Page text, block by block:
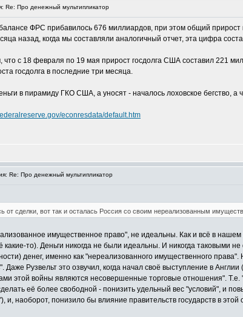
Re: Про денежный мультипликатор
ФРС прибавилось 676 миллиардов, при этом общий прирост
назад, когда мы составляли аналогичный отчет, эта цифра
с 18 февраля по 19 мая прирост госдолга США составил 221
госдолга в последние три месяца.
в пирамиду ГКО США, а уносят - началось лоховское бегство,
econresdata/default.htm
Re: Про денежный мультипликатор
от сделки, вот так и осталась Россия со своим нереализованным
имущественное право", не идеальны. Как и всё в
то). Деньги никогда не были идеальны. И никогда таковыми
денег, именно как "нереализованного имущественного
Даже Рузвельт это озвучил, когда начал своё выступление в
этой войны являются несовершенные торговые отношения".
её более свободной - понизить удельный вес "условий", и
и, наоборот, понизило бы влияние правительств государств в этой